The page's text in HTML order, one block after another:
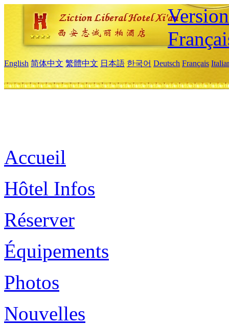
English 简体中文 繁體中文 日本語 한국어 Deutsch Français
Accueil
Hôtel Infos
Réserver
Équipements
Photos
Nouvelles